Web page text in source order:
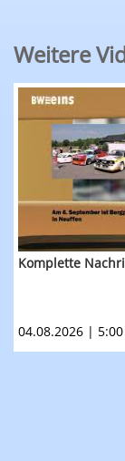
Weitere
BW1-
Komplette
04.08.2026 |